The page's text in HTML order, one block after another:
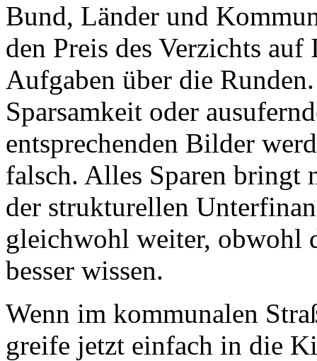
Bund, Länder und
den Preis des Verzichts
Aufgaben über die
Sparsamkeit oder
entsprechenden Bilder
falsch. Alles Sparen bringt
der strukturellen
gleichwohl weiter, obwohl
besser wissen.
Wenn im kommunalen
greife jetzt einfach in die